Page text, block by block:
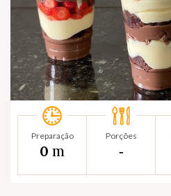
Preparação
0 m
Porções
‐